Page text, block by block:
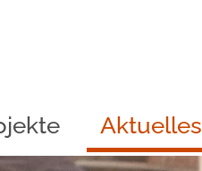
Aktuelles